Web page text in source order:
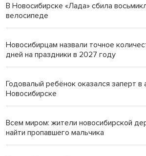
В Новосибирске «Лада» сбила
велосипеде
Новосибирцам назвали точное
дней на праздники в 2027 году
Годовалый ребёнок оказался заперт в
Новосибирске
Всем миром: жители новосибирской
найти пропавшего мальчика